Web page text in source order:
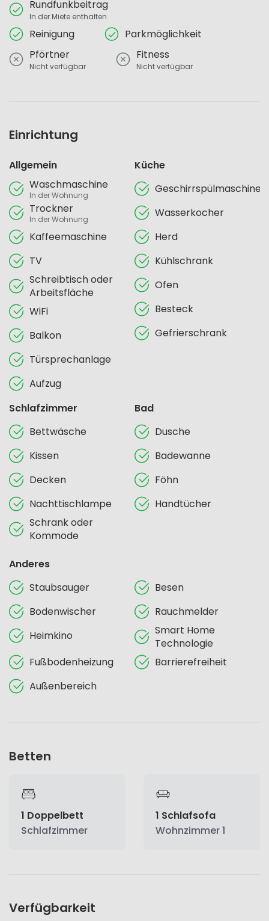
Rundfunkbeitrag
In der Miete enthalten
Reinigung
Parkmöglichkeit
Pförtner
Nicht verfügbar
Fitness
Nicht verfügbar
Einrichtung
Allgemein
Waschmaschine
In der Wohnung
Trockner
In der Wohnung
Kaffeemaschine
TV
Schreibtisch oder
Arbeitsfläche
WiFi
Balkon
Türsprechanlage
Aufzug
Küche
Geschirrspülmaschine
Wasserkocher
Herd
Kühlschrank
Ofen
Besteck
Gefrierschrank
Schlafzimmer
Bettwäsche
Kissen
Decken
Nachttischlampe
Schrank oder
Kommode
Bad
Dusche
Badewanne
Föhn
Handtücher
Anderes
Staubsauger
Besen
Bodenwischer
Rauchmelder
Heimkino
Smart Home
Technologie
Fußbodenheizung
Barrierefreiheit
Außenbereich
Betten
1 Doppelbett
Schlafzimmer
1 Schlafsofa
Wohnzimmer 1
Verfügbarkeit